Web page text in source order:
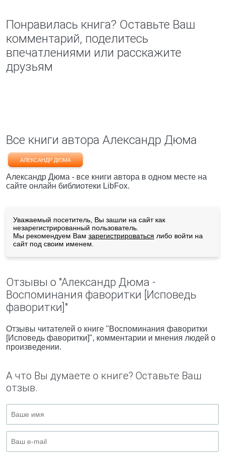
Понравилась книга? Оставьте Ваш
комментарий, поделитесь
впечатлениями или расскажите
друзьям
Все книги автора Александр Дюма
АЛЕКСАНДР ДЮМА
Александр Дюма - все книги автора в одном месте на
сайте онлайн библиотеки LibFox.
Уважаемый посетитель, Вы зашли на сайт как
незарегистрированный пользователь.
Мы рекомендуем Вам зарегистрироваться либо войти на
сайт под своим именем.
Отзывы о "Александр Дюма -
Воспоминания фаворитки [Исповедь
фаворитки]"
Отзывы читателей о книге "Воспоминания фаворитки
[Исповедь фаворитки]", комментарии и мнения людей о
произведении.
А что Вы думаете о книге? Оставьте Ваш
отзыв.